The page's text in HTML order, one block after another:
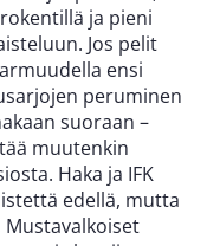
ja pieni
Jos pelit
ensi
peruminen
suoraan –
muutenkin
Haka ja IFK
edellä, mutta
Mustavalkoiset